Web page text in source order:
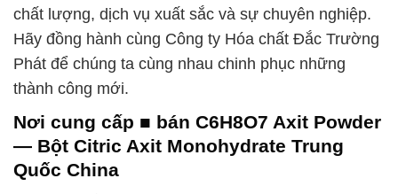
chất lượng, dịch vụ xuất sắc và sự chuyên nghiệp.
Hãy đồng hành cùng Công ty Hóa chất Đắc Trường
Phát để chúng ta cùng nhau chinh phục những
thành công mới.
Nơi cung cấp ■ bán C6H8O7 Axit Powder
— Bột Citric Axit Monohydrate Trung
Quốc China